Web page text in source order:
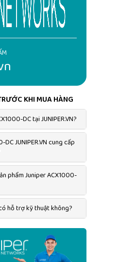
KHI MUA HÀNG
DC tại JUNIPER.VN?
JUNIPER.VN cung cấp
phẩm Juniper ACX1000-
hỗ trợ kỹ thuật không?